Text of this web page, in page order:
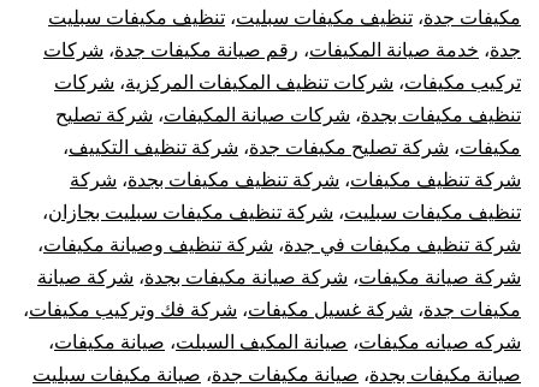
مكيفات جدة، تنظيف مكيفات سبليت، تنظيف مكيفات سبليت
جدة، خدمة صيانة المكيفات، رقم صيانة مكيفات جدة، شركات
تركيب مكيفات، شركات تنظيف المكيفات المركزية، شركات
تنظيف مكيفات بجدة، شركات صيانة المكيفات، شركة تصليح
مكيفات، شركة تصليح مكيفات جدة، شركة تنظيف التكييف،
شركة تنظيف مكيفات، شركة تنظيف مكيفات بجدة، شركة
تنظيف مكيفات سبليت، شركة تنظيف مكيفات سبليت بجازان،
شركة تنظيف مكيفات في جدة، شركة تنظيف وصيانة مكيفات،
شركة صيانة مكيفات، شركة صيانة مكيفات بجدة، شركة صيانة
مكيفات جدة، شركة غسيل مكيفات، شركة فك وتركيب مكيفات،
شركه صيانه مكيفات، صيانة المكيف السبلت، صيانة مكيفات،
صيانة مكيفات بجدة، صيانة مكيفات جدة، صيانة مكيفات سبليت